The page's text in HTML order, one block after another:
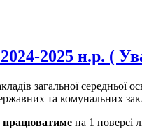
2025 н.р. (
загальної середньої
та комунальних
працюватиме на 1 поверсі